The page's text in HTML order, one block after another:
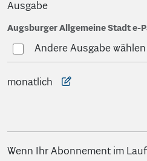
Ausgabe
Augsburger Allgemeine Stadt e-
Andere Ausgabe wählen
monatlich
Wenn Ihr Abonnement im